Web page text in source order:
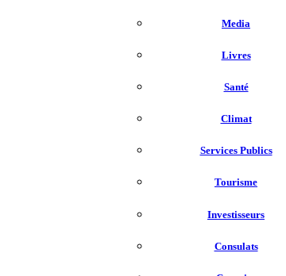
Media
Livres
Santé
Climat
Services Publics
Tourisme
Investisseurs
Consulats